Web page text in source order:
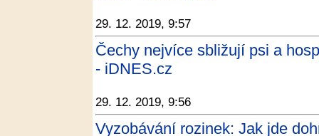
29. 12. 2019, 9:57
Čechy nejvíce sbližují psi a
- iDNES.cz
29. 12. 2019, 9:56
Vyzobávání rozinek: Jak jde